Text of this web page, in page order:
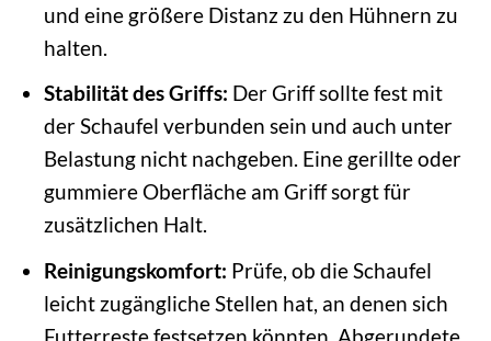
und eine größere Distanz zu den Hühnern zu
halten.
Stabilität des Griffs: Der Griff sollte fest mit
der Schaufel verbunden sein und auch unter
Belastung nicht nachgeben. Eine gerillte oder
gummiere Oberfläche am Griff sorgt für
zusätzlichen Halt.
Reinigungskomfort: Prüfe, ob die Schaufel
leicht zugängliche Stellen hat, an denen sich
Futterreste festsetzen könnten. Abgerundete